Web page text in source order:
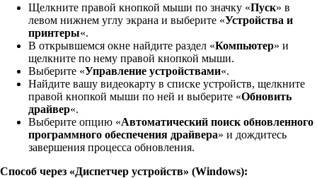
Щелкните правой кнопкой мыши по значку «Пуск» в
левом нижнем углу экрана и выберите «Устройства и
принтеры«.
В открывшемся окне найдите раздел «Компьютер» и
щелкните по нему правой кнопкой мыши.
Выберите «Управление устройствами«.
Найдите вашу видеокарту в списке устройств, щелкните
правой кнопкой мыши по ней и выберите «Обновить
драйвер«.
Выберите опцию «Автоматический поиск обновленного
программного обеспечения драйвера» и дождитесь
завершения процесса обновления.
Способ через «Диспетчер устройств» (Windows):